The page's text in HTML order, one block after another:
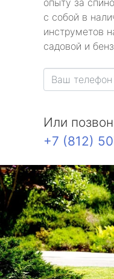
опыту за
с собой в
инструметов
садовой и
Или
+7 (812)